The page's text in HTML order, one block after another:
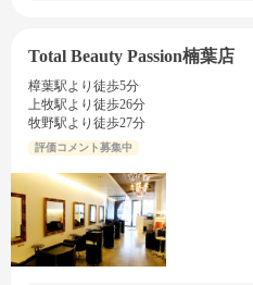
Total Beauty Passion楠葉店
樟葉駅より徒歩5分
上牧駅より徒歩26分
牧野駅より徒歩27分
評価コメント募集中